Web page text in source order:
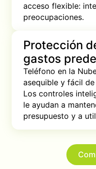
acceso flexible:
preocupaciones.
Protección
gastos
Teléfono en la
asequible y fácil
Los controles
le ayudan a
presupuesto y a